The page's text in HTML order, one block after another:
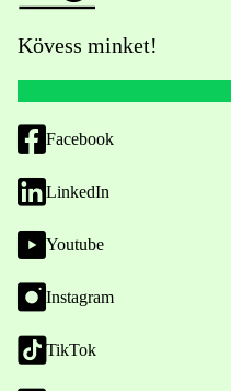
Kövess minket!
Facebook
LinkedIn
Youtube
Instagram
TikTok